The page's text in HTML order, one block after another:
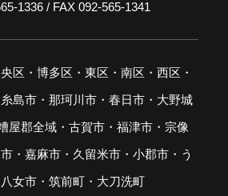
1336 / FAX 092-565-1341
央区・博多区・東区・南区・西区・
島市・那珂川市・春日市・大野城
屋郡全域・古賀市・福津市・宗像
・嘉麻市・久留米市・小郡市・う
女市・筑前町・大刀洗町